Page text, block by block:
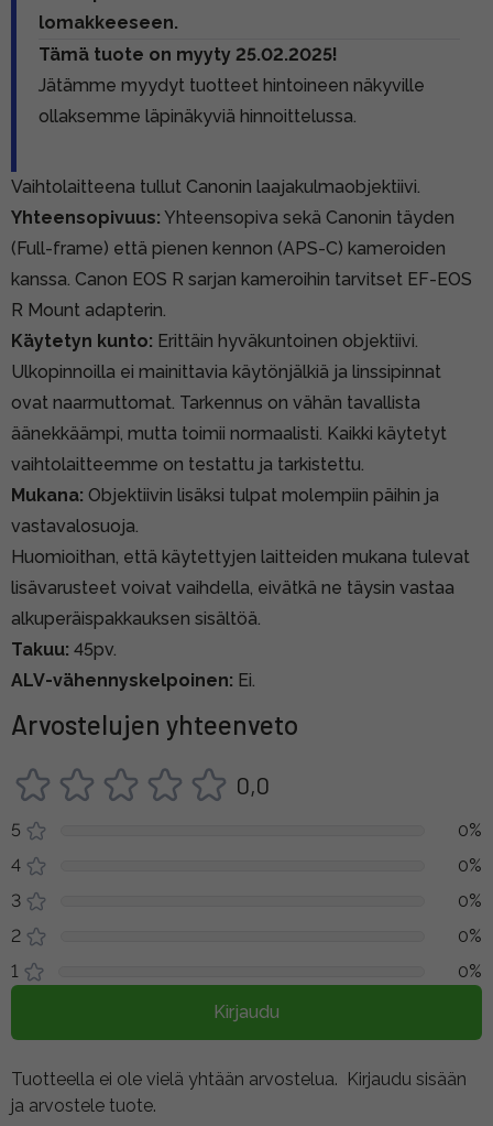
lomakkeeseen.
Tämä tuote on myyty 25.02.2025!
Jätämme myydyt tuotteet hintoineen näkyville
ollaksemme läpinäkyviä hinnoittelussa.
Vaihtolaitteena tullut Canonin laajakulmaobjektiivi.
Yhteensopivuus: Yhteensopiva sekä Canonin täyden
(Full-frame) että pienen kennon (APS-C) kameroiden
kanssa. Canon EOS R sarjan kameroihin tarvitset EF-EOS
R Mount adapterin.
Käytetyn kunto: Erittäin hyväkuntoinen objektiivi.
Ulkopinnoilla ei mainittavia käytönjälkiä ja linssipinnat
ovat naarmuttomat. Tarkennus on vähän tavallista
äänekkäämpi, mutta toimii normaalisti. Kaikki käytetyt
vaihtolaitteemme on testattu ja tarkistettu.
Mukana: Objektiivin lisäksi tulpat molempiin päihin ja
vastavalosuoja.
Huomioithan, että käytettyjen laitteiden mukana tulevat
lisävarusteet voivat vaihdella, eivätkä ne täysin vastaa
alkuperäispakkauksen sisältöä.
Takuu: 45pv.
ALV-vähennyskelpoinen: Ei.
Arvostelujen yhteenveto
0,0
5
0%
4
0%
3
0%
2
0%
1
0%
Kirjaudu
Tuotteella ei ole vielä yhtään arvostelua. Kirjaudu sisään
ja arvostele tuote.